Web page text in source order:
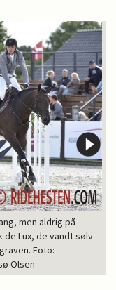
men aldrig på
de Lux, de vandt sølv
Foto:
Olsen